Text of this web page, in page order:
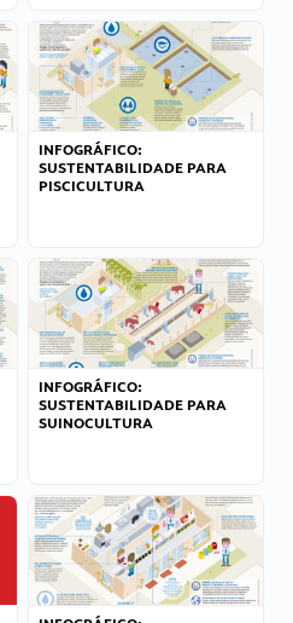
INFOGRÁFICO:
SUSTENTABILIDADE PARA
PISCICULTURA
INFOGRÁFICO:
SUSTENTABILIDADE PARA
SUINOCULTURA